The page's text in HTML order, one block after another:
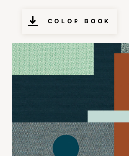
COLOR BOOK